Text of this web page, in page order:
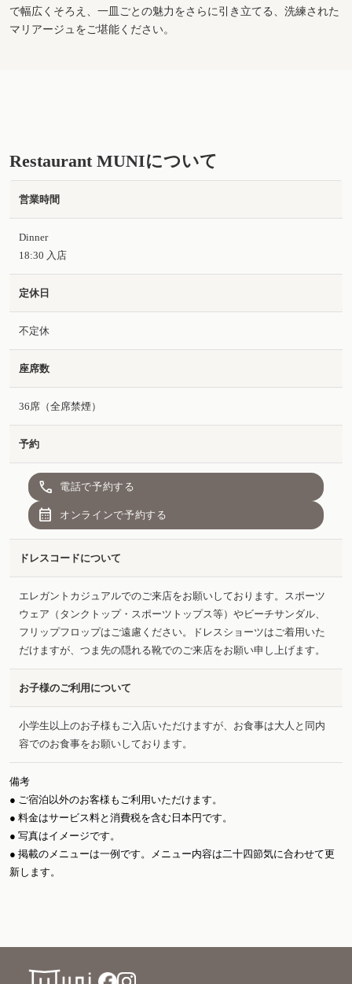
で幅広くそろえ、一皿ごとの魅力をさらに引き立てる、洗練された
マリアージュをご堪能ください。
Restaurant MUNIについて
営業時間
Dinner
18:30 入店
定休日
不定休
座席数
36席（全席禁煙）
予約
call 電話で予約する
calendar_month オンラインで予約する
ドレスコードについて
エレガントカジュアルでのご来店をお願いしております。スポーツ
ウェア（タンクトップ・スポーツトップス等）やビーチサンダル、
フリップフロップはご遠慮ください。ドレスショーツはご着用いた
だけますが、つま先の隠れる靴でのご来店をお願い申し上げます。
お子様のご利用について
小学生以上のお子様もご入店いただけますが、お食事は大人と同内
容でのお食事をお願いしております。
備考
● ご宿泊以外のお客様もご利用いただけます。
● 料金はサービス料と消費税を含む日本円です。
● 写真はイメージです。
● 掲載のメニューは一例です。メニュー内容は二十四節気に合わせて更
新します。